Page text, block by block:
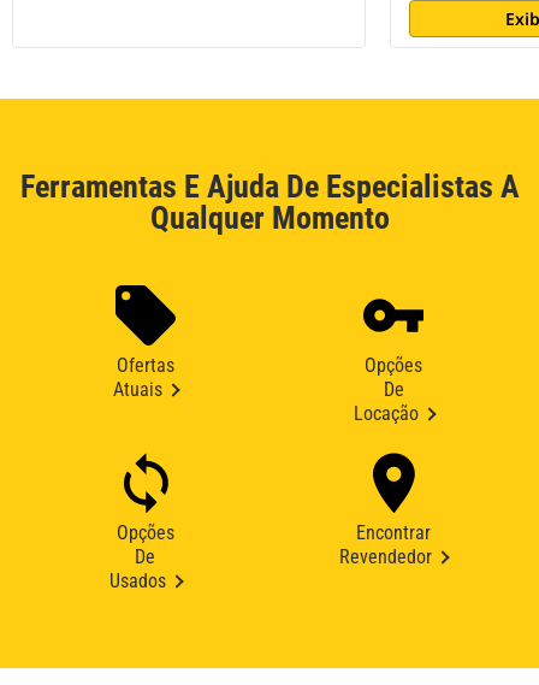
Ferramentas E Ajuda De Especialistas A
Qualquer Momento
Ofertas
Atuais
Opções
De
Locação
Opções
De
Usados
Encontrar
Revendedor